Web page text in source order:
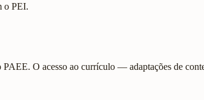
o PEI.
O acesso ao currículo — adaptações de